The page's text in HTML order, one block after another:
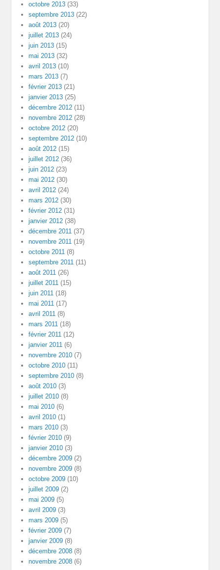
octobre 2013 (33)
septembre 2013 (22)
août 2013 (20)
juillet 2013 (24)
juin 2013 (15)
mai 2013 (32)
avril 2013 (10)
mars 2013 (7)
février 2013 (21)
janvier 2013 (25)
décembre 2012 (11)
novembre 2012 (28)
octobre 2012 (20)
septembre 2012 (10)
août 2012 (15)
juillet 2012 (36)
juin 2012 (23)
mai 2012 (30)
avril 2012 (24)
mars 2012 (30)
février 2012 (31)
janvier 2012 (38)
décembre 2011 (37)
novembre 2011 (19)
octobre 2011 (8)
septembre 2011 (11)
août 2011 (26)
juillet 2011 (15)
juin 2011 (18)
mai 2011 (17)
avril 2011 (8)
mars 2011 (18)
février 2011 (12)
janvier 2011 (6)
novembre 2010 (7)
octobre 2010 (11)
septembre 2010 (8)
août 2010 (3)
juillet 2010 (8)
mai 2010 (6)
avril 2010 (1)
mars 2010 (3)
février 2010 (9)
janvier 2010 (3)
décembre 2009 (2)
novembre 2009 (8)
octobre 2009 (10)
juillet 2009 (2)
mai 2009 (5)
avril 2009 (3)
mars 2009 (5)
février 2009 (7)
janvier 2009 (8)
décembre 2008 (8)
novembre 2008 (6)